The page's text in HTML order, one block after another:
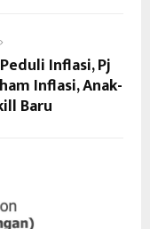
Inflasi, Pj
Inflasi, Anak-
Baru